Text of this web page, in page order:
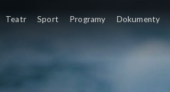
Teatr Sport Programy Dokumenty